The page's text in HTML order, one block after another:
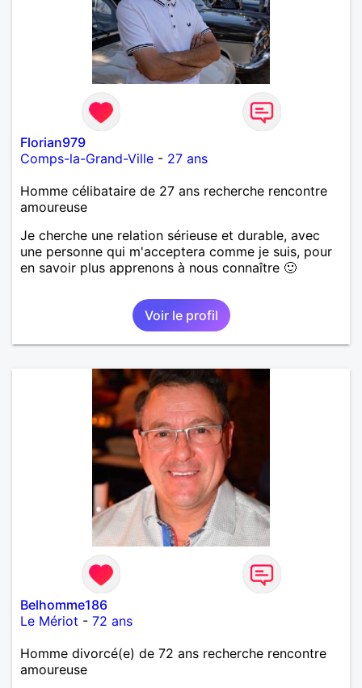
Florian979
Comps-la-Grand-Ville - 27 ans
Homme célibataire de 27 ans recherche rencontre
amoureuse
Je cherche une relation sérieuse et durable, avec
une personne qui m'acceptera comme je suis, pour
en savoir plus apprenons à nous connaître 🙂
Voir le profil
Belhomme186
Le Mériot - 72 ans
Homme divorcé(e) de 72 ans recherche rencontre
amoureuse